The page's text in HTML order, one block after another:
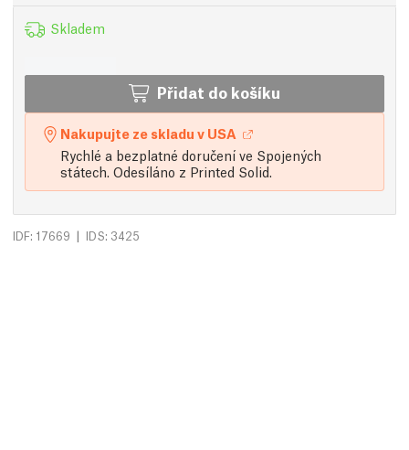
Skladem
Přidat do košíku
Nakupujte ze skladu v USA
Rychlé a bezplatné doručení ve Spojených
státech. Odesíláno z Printed Solid.
IDF: 17669 | IDS: 3425